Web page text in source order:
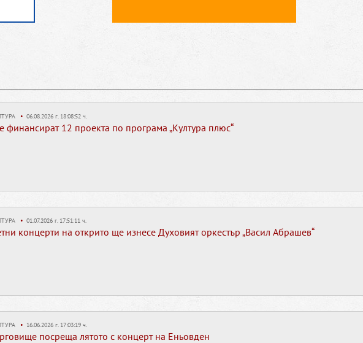
• 06.08.2026 г. 18:08:52 ч.
финансират 12 проекта по програма „Култура плюс“
• 01.07.2026 г. 17:51:11 ч.
концерти на открито ще изнесе Духовият оркестър „Васил Абрашев“
• 16.06.2026 г. 17:03:19 ч.
посреща лятото с концерт на Еньовден